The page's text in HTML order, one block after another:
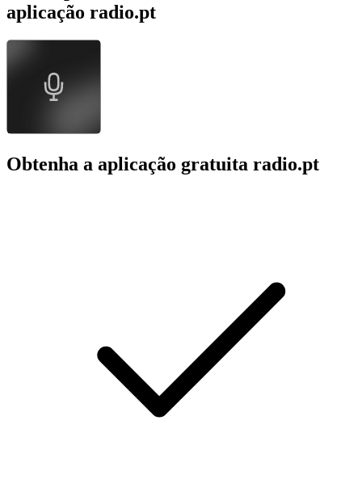
aplicação radio.pt
Obtenha a aplicação gratuita radio.pt